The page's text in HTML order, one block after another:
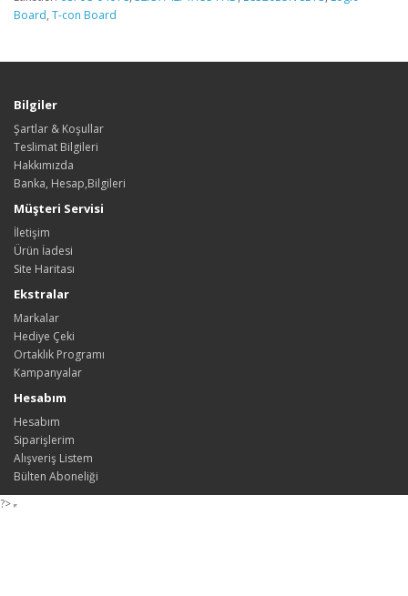
Board, T-con Board
Bilgiler
Şartlar & Koşullar
Teslimat Bilgileri
Hakkımızda
Banka, Hesap,Bilgileri
Müşteri Servisi
İletişim
Ürün İadesi
Site Haritası
Ekstralar
Markalar
Hediye Çeki
Ortaklık Programı
Kampanyalar
Hesabım
Hesabım
Siparişlerim
Alışveriş Listem
Bülten Aboneliği
?>